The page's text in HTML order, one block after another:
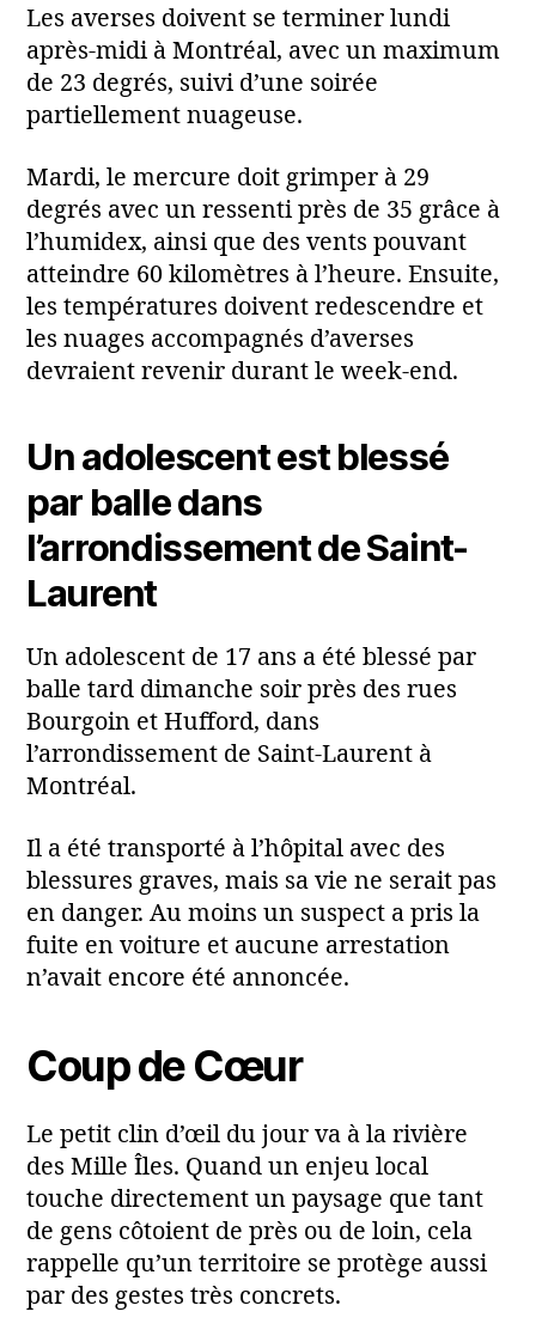
Les averses doivent se terminer lundi
après‑midi à Montréal, avec un maximum
de 23 degrés, suivi d’une soirée
partiellement nuageuse.
Mardi, le mercure doit grimper à 29
degrés avec un ressenti près de 35 grâce à
l’humidex, ainsi que des vents pouvant
atteindre 60 kilomètres à l’heure. Ensuite,
les températures doivent redescendre et
les nuages accompagnés d’averses
devraient revenir durant le week-end.
Un adolescent est blessé
par balle dans
l’arrondissement de Saint-
Laurent
Un adolescent de 17 ans a été blessé par
balle tard dimanche soir près des rues
Bourgoin et Hufford, dans
l’arrondissement de Saint-Laurent à
Montréal.
Il a été transporté à l’hôpital avec des
blessures graves, mais sa vie ne serait pas
en danger. Au moins un suspect a pris la
fuite en voiture et aucune arrestation
n’avait encore été annoncée.
Coup de Cœur
Le petit clin d’œil du jour va à la rivière
des Mille Îles. Quand un enjeu local
touche directement un paysage que tant
de gens côtoient de près ou de loin, cela
rappelle qu’un territoire se protège aussi
par des gestes très concrets.